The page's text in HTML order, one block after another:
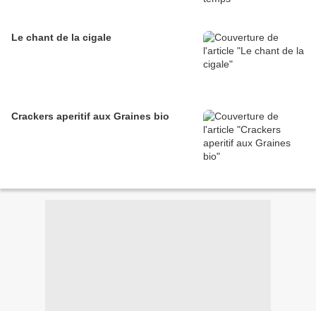
Le chant de la cigale
Crackers aperitif aux Graines bio